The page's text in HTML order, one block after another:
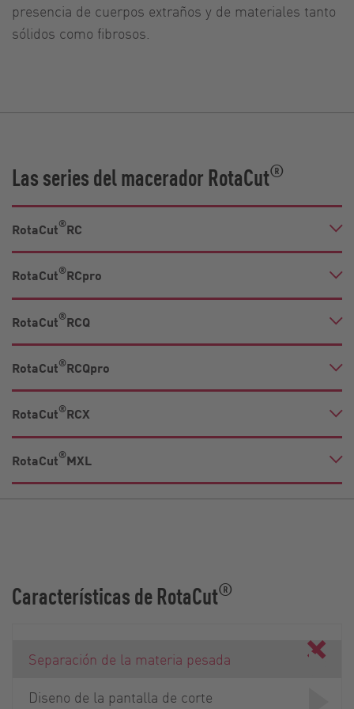
presencia de cuerpos extraños y de materiales tanto
sólidos como fibrosos.
Las series del macerador RotaCut®
RotaCut®RC
RotaCut®RCpro
RotaCut®RCQ
RotaCut®RCQpro
RotaCut®RCX
RotaCut®MXL
Características de RotaCut®
Separación de la materia pesada
Diseno de la pantalla de corte